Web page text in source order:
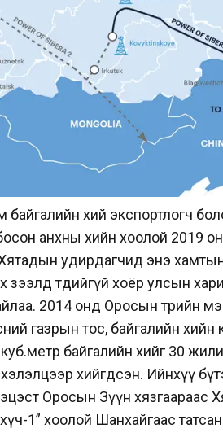
байгалийн хий экспортлогч
анхны хийн хоолой 2019
удирдагчид энэ хамтын
төдийгүй хоёр улсын
2014 онд Оросын төрийн
газрын тос, байгалийн хийн
байгалийн хийг 30
хийгдсэн. Ийнхүү
Оросын Зүүн хязгаараас
1” хоолой Шанхайгаас